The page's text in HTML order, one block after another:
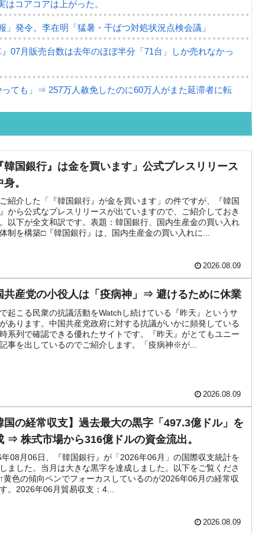
コアコアは上がった。
発令。李在明「猛暑・干ばつ対処状況点検会議」
07月販売台数は去年のほぼ半分「71台」しか売れなかっ
ても」⇒ 257万人赦免したのに60万人がまた延滞者に転
体だけで410億ドル、輸出全体の41％もある
せや、若者に起業させよう」⇒ どんな雇用対策だソレ。
ドル。外平債の発行「19.4億ドル」
ーにウソのデータを入力したのは明白だ」
」⇒「金を経由するドル入手」手段ではないのか？
ル」まで拡大 ⇒ 海外資金の動きに強く左右される状態
ない「50.5％」に上昇
中国の過剰生産が世界を蝕む。
種は全般的「不調」⇒ PSIが示す現況は決して良くない。
ン』1人当たり賠償10万ウォンを認定 ⇒ 総額3兆7,000億
韓国銀行』は金を買います」公式プレスリリース
。
紹介した「『韓国銀行』が金を買います」の件ですが、『韓国
から公式なプレスリリースが出ていますので、ご紹介しておき
以下が全文和訳です。表題：韓国銀行、国内生産金の買い入れ
制を構築□『韓国銀行』は、国内生産金の買い入れに...
2026.08.09
共産党の小役人は「疫病神」⇒ 避けるために休業
起こる民衆の抗議活動をWatchし続けている『昨天』というサ
あります。中国共産党政府に対する抗議がいかに頻発している
系列で確認できる優れたサイトです。『昨天』がとてもユニー
事を出しているのでご紹介します。「疫病神※が...
2026.08.09
国の経常収支】過去最大の黒字「497.3億ドル」を
⇒ 株式市場から316億ドルの資金流出。
08月06日、『韓国銀行』が「2026年06月」の国際収支統計を
ました。当月は大きな黒字を達成しました。以下をご覧くださ
黄色の傾向ペンでフォーカスしているのが2026年06月の経常収
。2026年06月貿易収支：4...
2026.08.09